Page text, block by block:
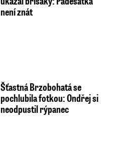
není znát
Šťastná Brzobohatá se
pochlubila fotkou: Ondřej si
neodpustil rýpanec